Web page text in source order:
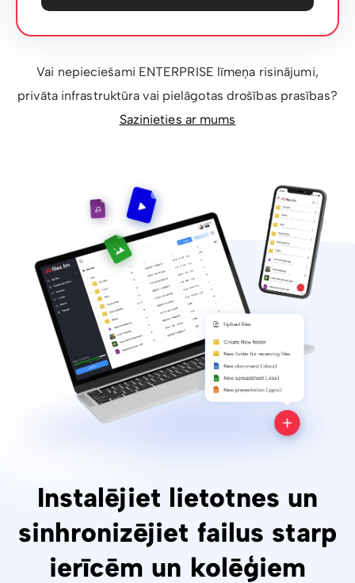
Vai nepieciešami ENTERPRISE līmeņa risinājumi,
privāta infrastruktūra vai pielāgotas drošības prasības?
Sazinieties ar mums
Instalējiet lietotnes un
sinhronizējiet failus starp
ierīcēm un kolēģiem